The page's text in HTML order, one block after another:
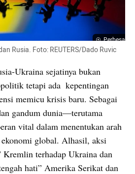
Perbesar
Rusia. Foto: REUTERS/Dado Ruvic
Ukraina sejatinya bukan
tetapi ada  kepentingan
memicu krisis baru. Sebagai
gandum dunia—terutama
vital dalam menentukan arah
global. Alhasil, aksi
terhadap Ukraina dan
hati” Amerika Serikat dan